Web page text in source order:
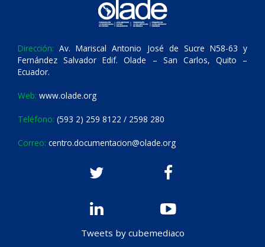
Dirección: Av. Mariscal Antonio José de Sucre N58-63 y
Fernández Salvador Edif. Olade – San Carlos, Quito –
Ecuador.
Web: www.olade.org
Teléfono: (593 2) 259 8122 / 2598 280
Correo: centro.documentacion@olade.org
Tweets by cubemediaco